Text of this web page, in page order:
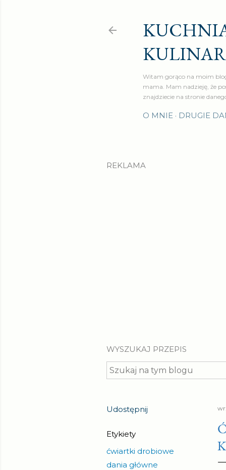
Witam gorąco na moim
mama. Mam nadzieję, że
znajdziecie na stronie
O MNIE DRUGIE
REKLAMA
WYSZUKAJ PRZEPIS
Udostępnij
Etykiety
ćwiartki drobiowe
dania główne